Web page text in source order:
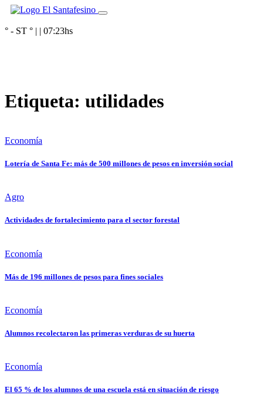
° - ST ° | | 07:23hs
Etiqueta: utilidades
Economía
Lotería de Santa Fe: más de 500 millones de pesos en inversión social
Agro
Actividades de fortalecimiento para el sector forestal
Economía
Más de 196 millones de pesos para fines sociales
Economía
Alumnos recolectaron las primeras verduras de su huerta
Economía
El 65 % de los alumnos de una escuela está en situación de riesgo